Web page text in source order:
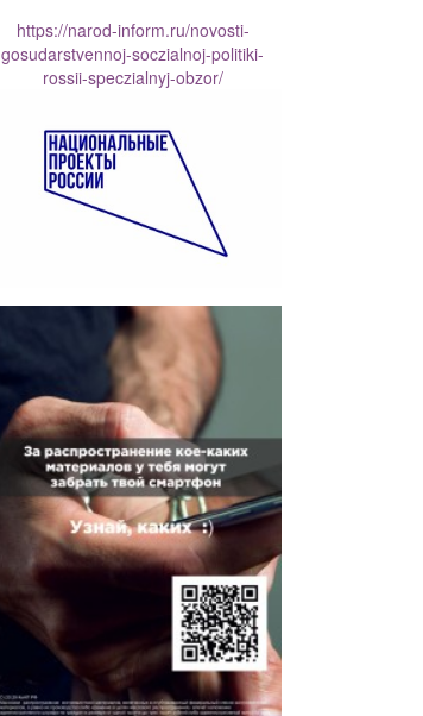
https://narod-inform.ru/novosti-
gosudarstvennoj-soczialnoj-politiki-
rossii-speczialnyj-obzor/